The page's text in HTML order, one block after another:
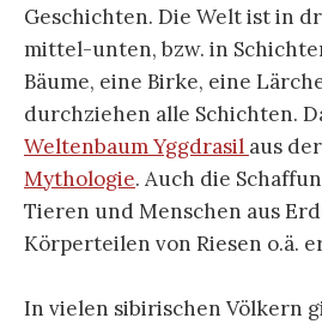
Geschichten. Die Welt ist in
mittel-unten, bzw. in
Bäume, eine Birke, eine
durchziehen alle Schichten.
Weltenbaum Yggdrasil aus der
Mythologie. Auch die
Tieren und Menschen aus
Körperteilen von Riesen o.ä.
In vielen sibirischen Völkern